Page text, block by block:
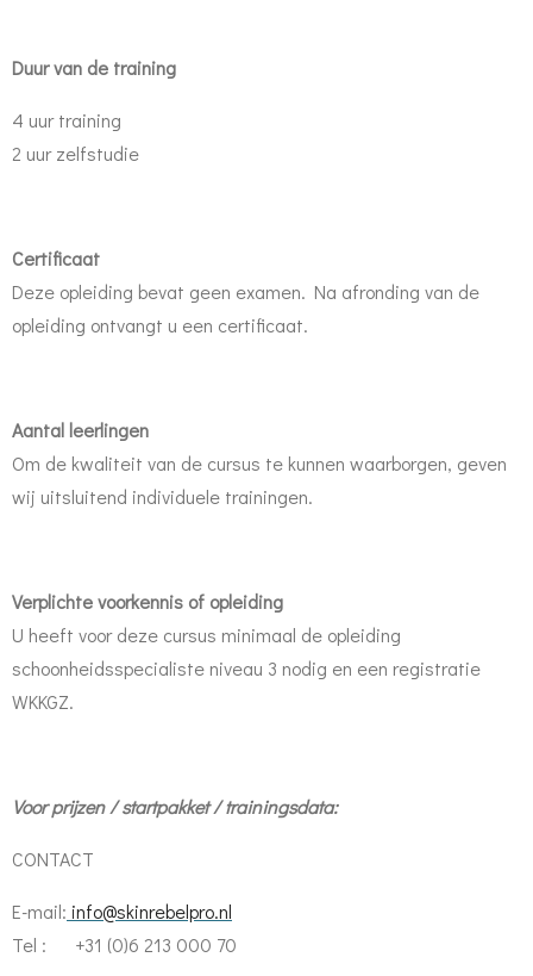
Duur van de training
4 uur training
2 uur zelfstudie
Certificaat
Deze opleiding bevat geen examen. Na afronding van de
opleiding ontvangt u een certificaat.
Aantal leerlingen
Om de kwaliteit van de cursus te kunnen waarborgen, geven
wij uitsluitend individuele trainingen.
Verplichte voorkennis of opleiding
U heeft voor deze cursus minimaal de opleiding
schoonheidsspecialiste niveau 3 nodig en een registratie
WKKGZ.
Voor prijzen / startpakket / trainingsdata:
CONTACT
E-mail: info@skinrebelpro.nl
Tel : +31 (0)6 213 000 70